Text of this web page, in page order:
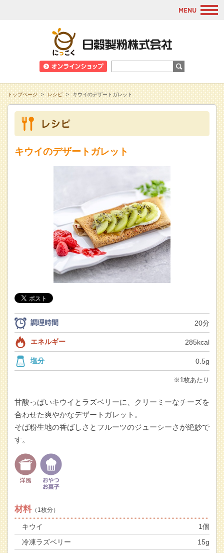
トップページ > レシピ > キウイのデザートガレット
キウイのデザートガレット
調理時間 20分
エネルギー 285kcal
塩分 0.5g
※1枚あたり
甘酸っぱいキウイとラズベリーに、クリーミーなチーズを
合わせた爽やかなデザートガレット。
そば粉生地の香ばしさとフルーツのジューシーさが絶妙で
す。
材料（1枚分）
キウイ
1個
冷凍ラズベリー
15g